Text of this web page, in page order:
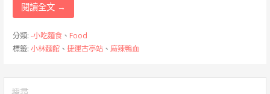
閱讀全文 →
分類: -小吃麵食、 Food
標籤: 小林麵館、 捷運古亭站、 麻辣鴨血